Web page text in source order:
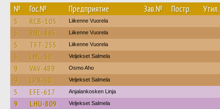
№ Гос.№ Предприятие Зав.№ Постр. Утил.
5 RCB-105 Liikenne Vuorela
5 RNL-445 Liikenne Vuorela
5 TFT-255 Liikenne Vuorela
5 LML-50 Veljekset Salmela
9 VAV-489 Osmo Aho
9 LPX-50 Veljekset Salmela
5 EFE-617 Anjalankosken Linja
9 LHU-809 Veljekset Salmela